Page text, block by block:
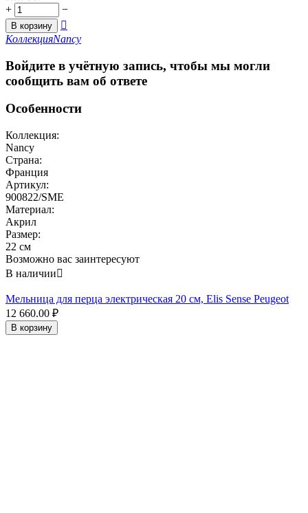
+
−
В корзину

КоллекцияNancy
Войдите в учётную запись, чтобы мы могли
сообщить вам об ответе
Особенности
Коллекция:
Nancy
Страна:
Франция
Артикул:
900822/SME
Материал:
Акрил
Размер:
22 см
Возможно вас заинтересуют
В наличии
Мельница для перца электрическая 20 см, Elis Sense Peugeot
12 660.00 ₽
В корзину